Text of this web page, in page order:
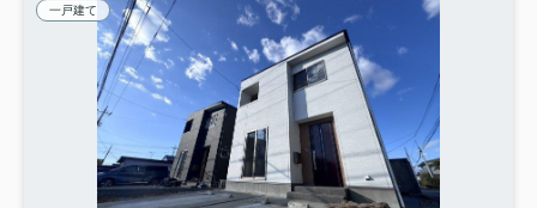
一戸建て